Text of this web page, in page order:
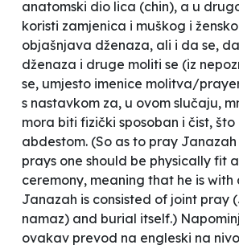
anatomski dio lica (chin), a u
koristi zamjenica i muškog i
objašnjava dženaza, ali i da se,
dženaza i druge moliti se (iz
se, umjesto imenice molitva/
s nastavkom za, u ovom slučaju,
mora biti fizički sposoban i čist, što
abdestom. (So as to pray
prays one should be physically fit
ceremony, meaning that he is with
Janazah is consisted of joint pray (
namaz) and burial itself.)
ovakav prevod na engleski na